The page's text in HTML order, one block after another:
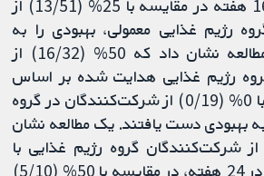
میکرو-ذرات کم در 16 هفته در مقایسه با 25% (13/51) از
رژیم غذایی معمولی، بهبودی را به
دست آوردند. یک مطالعه نشان داد که 50% (16/32) از
رژیم غذایی هدایت شده بر اساس
نشانه‌ها در مقایسه با 0% (0/19) از شرکت‌کنندگان در گروه
بهبودی دست یافتند. یک مطالعه نشان
که 50% (4/8) از شرکت‌کنندگان گروه رژیم غذایی با
محدودیت غذایی بالا در 24 هفته، در مقایسه با 50% (5/10)